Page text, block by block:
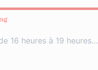
16 heures à 19 heures…